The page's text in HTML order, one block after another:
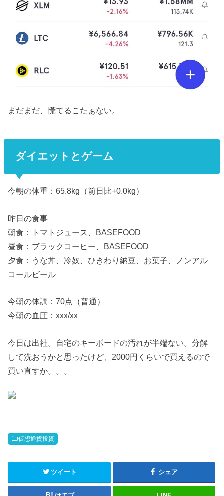
まだまだ、慌てるこたぁない。
ダイエットとゲーム
今朝の体重：65.8kg（前日比+0.0kg）
昨日の食事
朝食：トマトジュース、BASEFOOD
昼食：ブラックコーヒー、BASEFOOD
夕食：うな丼、冷奴、ひきわり納豆、お菓子、ノンアル
コールビール
今朝の体調：70点（普通）
今朝の血圧：xxx/xx
今日は出社。自宅のキーボードの汚れが半端ない。分解
して洗おうかと思ったけど、2000円くらいで買えるので
買い直すか。。。
仮想通貨投資
ツイート シェア